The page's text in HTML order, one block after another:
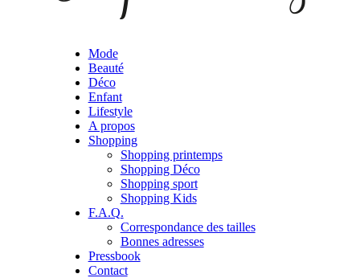
Mode
Beauté
Déco
Enfant
Lifestyle
A propos
Shopping
Shopping printemps
Shopping Déco
Shopping sport
Shopping Kids
F.A.Q.
Correspondance des tailles
Bonnes adresses
Pressbook
Contact